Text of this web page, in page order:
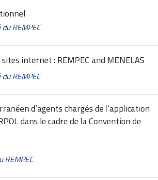
REMPEC
internet : REMPEC and MENELAS
REMPEC
d’agents chargés de l’application
dans le cadre de la Convention de
REMPEC